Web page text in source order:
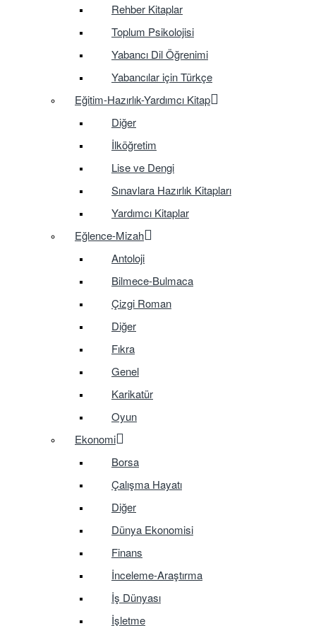
Rehber Kitaplar
Toplum Psikolojisi
Yabancı Dil Öğrenimi
Yabancılar için Türkçe
Eğitim-Hazırlık-Yardımcı Kitap
Diğer
İlköğretim
Lise ve Dengi
Sınavlara Hazırlık Kitapları
Yardımcı Kitaplar
Eğlence-Mizah
Antoloji
Bilmece-Bulmaca
Çizgi Roman
Diğer
Fıkra
Genel
Karikatür
Oyun
Ekonomi
Borsa
Çalışma Hayatı
Diğer
Dünya Ekonomisi
Finans
İnceleme-Araştırma
İş Dünyası
İşletme